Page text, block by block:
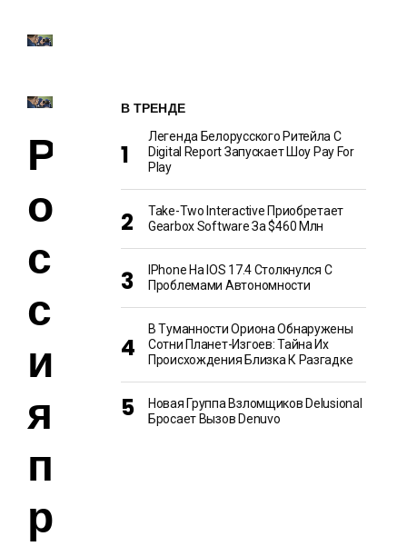
Р
о
с
с
и
я
п
р
В ТРЕНДЕ
Легенда Белорусского Ритейла C
Digital Report Запускает Шоу Pay For
Play
Take-Two Interactive Приобретает
Gearbox Software За $460 Млн
IPhone На IOS 17.4 Столкнулся С
Проблемами Автономности
В Туманности Ориона Обнаружены
Сотни Планет-Изгоев: Тайна Их
Происхождения Близка К Разгадке
Новая Группа Взломщиков Delusional
Бросает Вызов Denuvo